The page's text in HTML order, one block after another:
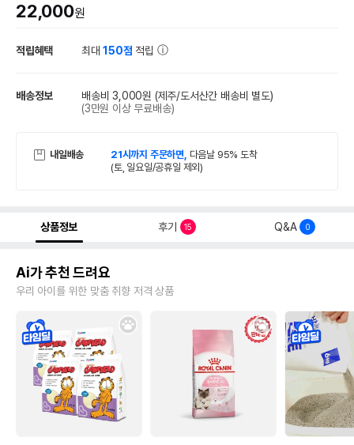
22,000원
적립혜택 최대150점 적립
배송정보 배송비 3,000원 (제주/도서산간 배송비 별도)
(3만원 이상 무료배송)
내일배송 21시까지 주문하면, 다음날 95% 도착
(토, 일요일/공휴일 제외)
상품정보 후기 15 Q&A 0
Ai가 추천 드려요
우리 아이를 위한 맞춤 취향 저격 상품